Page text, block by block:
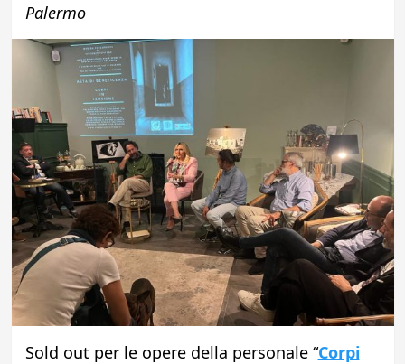
Palermo
Sold out per le opere della personale “Corpi